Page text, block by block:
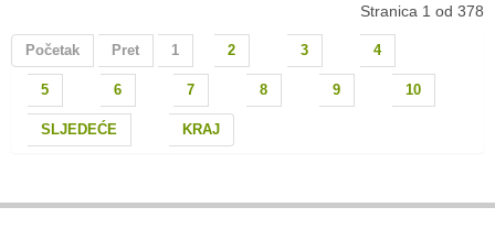
Stranica 1 od 378
Početak Pret 1 2 3 4
5 6 7 8 9 10
SLJEDEĆE KRAJ